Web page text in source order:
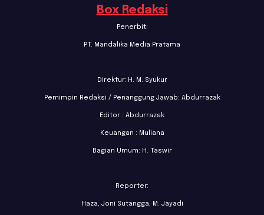
Box Redaksi
Penerbit:
PT. Mandalika Media Pratama
Direktur: H. M. Syukur
Pemimpin Redaksi / Penanggung Jawab: Abdurrazak
Editor : Abdurrazak
Keuangan : Muliana
Bagian Umum: H. Taswir
Reporter:
Haza, Joni Sutangga, M. Jayadi